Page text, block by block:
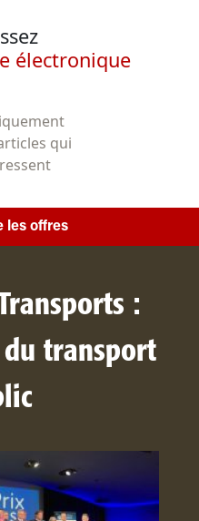
électronique
qui
les offres
:
transport